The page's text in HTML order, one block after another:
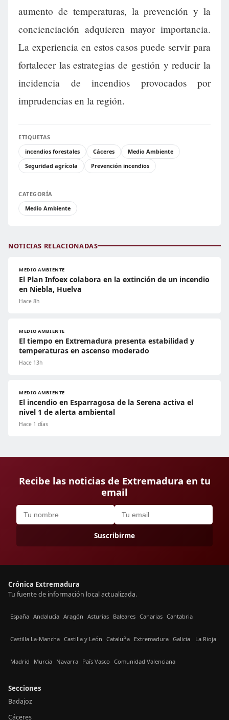
aumento de temperaturas, la prevención y la
concienciación adquieren mayor importancia.
La experiencia en estos casos puede servir para
fortalecer las estrategias de gestión y reducir la
incidencia de incendios provocados por
imprudencias en la región.
ETIQUETAS
incendios forestales
Cáceres
Medio Ambiente
Seguridad agrícola
Prevención incendios
CATEGORÍA
Medio Ambiente
NOTICIAS RELACIONADAS
MEDIO AMBIENTE
El Plan Infoex colabora en la extinción de un incendio
en Niebla, Huelva
Hace 8h
MEDIO AMBIENTE
El tiempo en Extremadura presenta estabilidad y
temperaturas en ascenso moderado
Hace 13h
MEDIO AMBIENTE
El incendio en Esparragosa de la Serena activa el
nivel 1 de alerta ambiental
Hace 1 días
Recibe las noticias de Extremadura en tu
email
Suscribirme
Crónica Extremadura
Tu fuente de información local actualizada.
España Andalucía Aragón Asturias Baleares Canarias Cantabria
Castilla La-Mancha Castilla y León Cataluña Extremadura Galicia La Rioja
Madrid Murcia Navarra País Vasco Comunidad Valenciana
Secciones
Badajoz
Cáceres